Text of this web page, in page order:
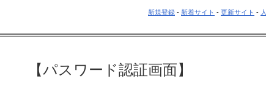
新規登録 - 新着サイト - 更新サイト -
【パスワード認証画面】